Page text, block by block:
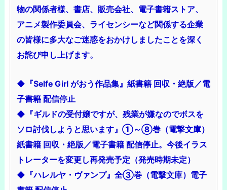
物の関係者様、書店、販売会社、電子書籍ストア、
アニメ製作委員会、ライセンシーなど関係する企業
の皆様に多大なご迷惑をおかけしましたことを深く
お詫び申し上げます。
◆『Selfe Girl がおう作品集』紙書籍 回収・絶版／電
子書籍 配信停止
◆『ギルドの受付嬢ですが、残業が嫌なのでボスを
ソロ討伐しようと思います』①～⑧巻（電撃文庫）
紙書籍 回収・絶版／電子書籍 配信停止。今後イラス
トレーターを変更し再発売予定（発売時期未定）
◆『ハレルヤ・ヴァンプ』全③巻（電撃文庫）電子